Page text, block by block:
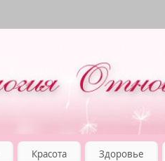
Красота Здоровье